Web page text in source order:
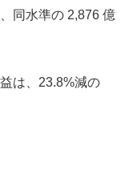
同⽔準の 2,876 億
は、23.8%減の